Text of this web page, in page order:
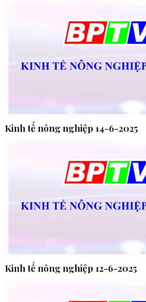
Kinh tế nông nghiệp 14-6-2025
Kinh tế nông nghiệp 12-6-2025